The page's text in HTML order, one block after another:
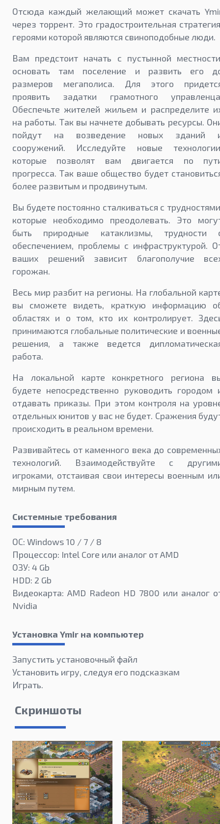
Отсюда каждый желающий может скачать
через торрент. Это градостроительная
героями которой являются свиноподобные люди.
Вам предстоит начать с пустынной
основать там поселение и развить его
размеров мегаполиса. Для этого
проявить задатки грамотного
Обеспечьте жителей жильем и распределите
на работы. Так вы начнете добывать ресурсы.
пойдут на возведение новых зданий
сооружений. Исследуйте новые
которые позволят вам двигается по
прогресса. Так ваше общество будет
более развитым и продвинутым.
Вы будете постоянно сталкиваться с
которые необходимо преодолевать. Это
быть природные катаклизмы, трудности
обеспечением, проблемы с инфраструктурой.
ваших решений зависит благополучие
горожан.
Весь мир разбит на регионы. На глобальной
вы сможете видеть, краткую информацию
областях и о том, кто их контролирует.
принимаются глобальные политические и
решения, а также ведется
работа.
На локальной карте конкретного региона
будете непосредственно руководить городом
отдавать приказы. При этом контроля на
отдельных юнитов у вас не будет. Сражения
происходить в реальном времени.
Развивайтесь от каменного века до
технологий. Взаимодействуйте с
игроками, отстаивая свои интересы военным
мирным путем.
Системные требования
ОС: Windows 10 / 7 / 8
Процессор: Intel Core или аналог от AMD
ОЗУ: 4 Gb
HDD: 2 Gb
Видеокарта: AMD Radeon HD 7800 или аналог
Nvidia
Установка Ymir на компьютер
Запустить установочный файл
Установить игру, следуя его подсказкам
Играть.
Скриншоты